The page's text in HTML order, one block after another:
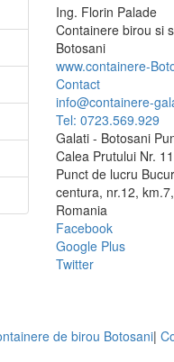
Ing. Florin Palade
Containere birou si
Botosani
www.containere-
Contact
info@containere-
Tel: 0723.569.929
Galati - Botosani
Calea Prutului Nr.
Punct de lucru
centura, nr.12,
Romania
Facebook
Google Plus
Twitter
de birou Botosani|